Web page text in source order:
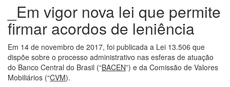
_Em vigor nova lei que permite
firmar acordos de leniência
Em 14 de novembro de 2017, foi publicada a Lei 13.506 que
dispõe sobre o processo administrativo nas esferas de atuação
do Banco Central do Brasil (“BACEN”) e da Comissão de Valores
Mobiliários (“CVM).